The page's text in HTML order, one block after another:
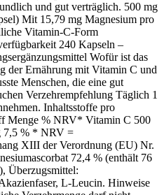
und gut verträglich. 500 mg
Mit 15,79 mg Magnesium pro
Vitamin-C-Form
240 Kapseln –
Wofür ist das
der Ernährung mit Vitamin C und
Menschen, die eine gut
Verzehrempfehlung Täglich 1
Inhaltsstoffe pro
Menge % NRV* Vitamin C 500
7,5 % * NRV =
XIII der Verordnung (EU) Nr.
72,4 % (enthält 76
Überzugsmittel:
L-Leucin. Hinweise